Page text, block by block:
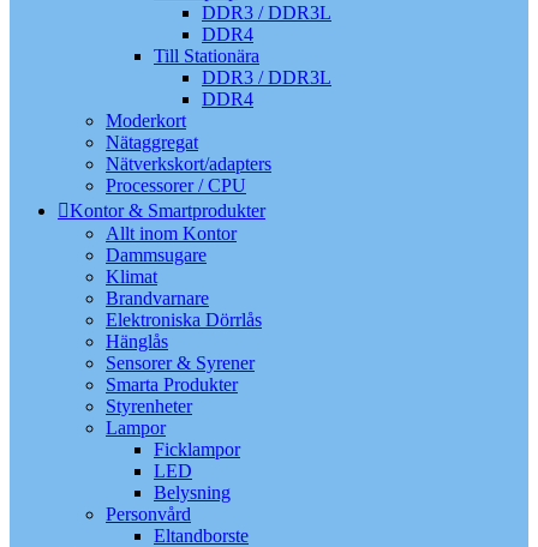
DDR3 / DDR3L
DDR4
Till Stationära
DDR3 / DDR3L
DDR4
Moderkort
Nätaggregat
Nätverkskort/adapters
Processorer / CPU
Kontor & Smartprodukter
Allt inom Kontor
Dammsugare
Klimat
Brandvarnare
Elektroniska Dörrlås
Hänglås
Sensorer & Syrener
Smarta Produkter
Styrenheter
Lampor
Ficklampor
LED
Belysning
Personvård
Eltandborste